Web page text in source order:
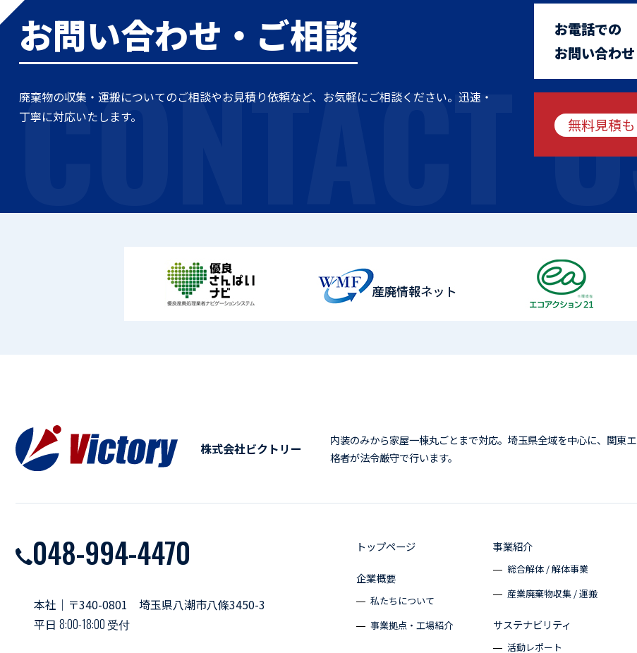
お問い合わせ・ご相談
廃棄物の収集・運搬についてのご相談やお見積り依頼など、お気軽にご相談ください。迅速・
丁寧に対応いたします。
CONTACT
お電話での
お問い合わせ
無料見積も
株式会社ビクトリー
内装のみから家屋一棟丸ごとまで対応。埼玉県全域を中心に、関東
格者が法令厳守で行います。
048-994-4470
本社｜〒340-0801 埼玉県八潮市八條3450-3
平日 8:00-18:00 受付
トップページ
企業概要
私たちについて
事業拠点・工場紹介
事業紹介
総合解体 / 解体事業
産業廃棄物収集 / 運搬
サステナビリティ
活動レポート